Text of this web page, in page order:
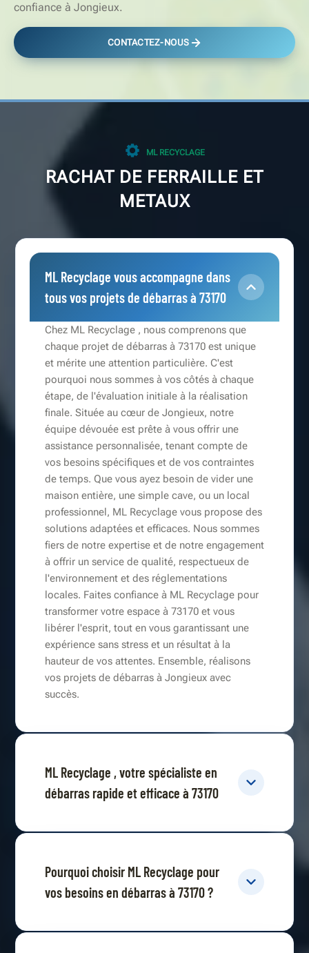
confiance à Jongieux.
CONTACTEZ-NOUS
ML RECYCLAGE
RACHAT DE FERRAILLE ET
METAUX
ML Recyclage vous accompagne dans
tous vos projets de débarras à 73170
Chez ML Recyclage , nous comprenons que
chaque projet de débarras à 73170 est unique
et mérite une attention particulière. C'est
pourquoi nous sommes à vos côtés à chaque
étape, de l'évaluation initiale à la réalisation
finale. Située au cœur de Jongieux, notre
équipe dévouée est prête à vous offrir une
assistance personnalisée, tenant compte de
vos besoins spécifiques et de vos contraintes
de temps. Que vous ayez besoin de vider une
maison entière, une simple cave, ou un local
professionnel, ML Recyclage vous propose des
solutions adaptées et efficaces. Nous sommes
fiers de notre expertise et de notre engagement
à offrir un service de qualité, respectueux de
l'environnement et des réglementations
locales. Faites confiance à ML Recyclage pour
transformer votre espace à 73170 et vous
libérer l'esprit, tout en vous garantissant une
expérience sans stress et un résultat à la
hauteur de vos attentes. Ensemble, réalisons
vos projets de débarras à Jongieux avec
succès.
ML Recyclage , votre spécialiste en
débarras rapide et efficace à 73170
Pourquoi choisir ML Recyclage pour
vos besoins en débarras à 73170 ?